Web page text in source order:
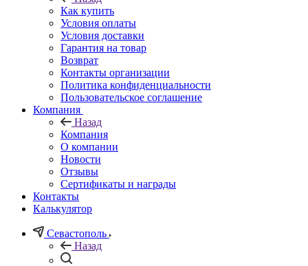
Как купить
Условия оплаты
Условия доставки
Гарантия на товар
Возврат
Контакты организации
Политика конфиденциальности
Пользовательское соглашение
Компания
Назад
Компания
О компании
Новости
Отзывы
Сертификаты и награды
Контакты
Калькулятор
Севастополь
Назад